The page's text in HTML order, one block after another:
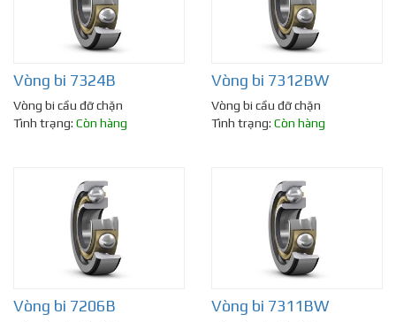
Vòng bi 7324B
Vòng bi cầu đỡ chặn
Tình trạng: Còn hàng
Vòng bi 7312BW
Vòng bi cầu đỡ chặn
Tình trạng: Còn hàng
Vòng bi 7206B Vòng bi 7311BW